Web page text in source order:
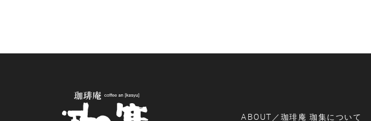
ABOUT ／珈琲庵 珈集について